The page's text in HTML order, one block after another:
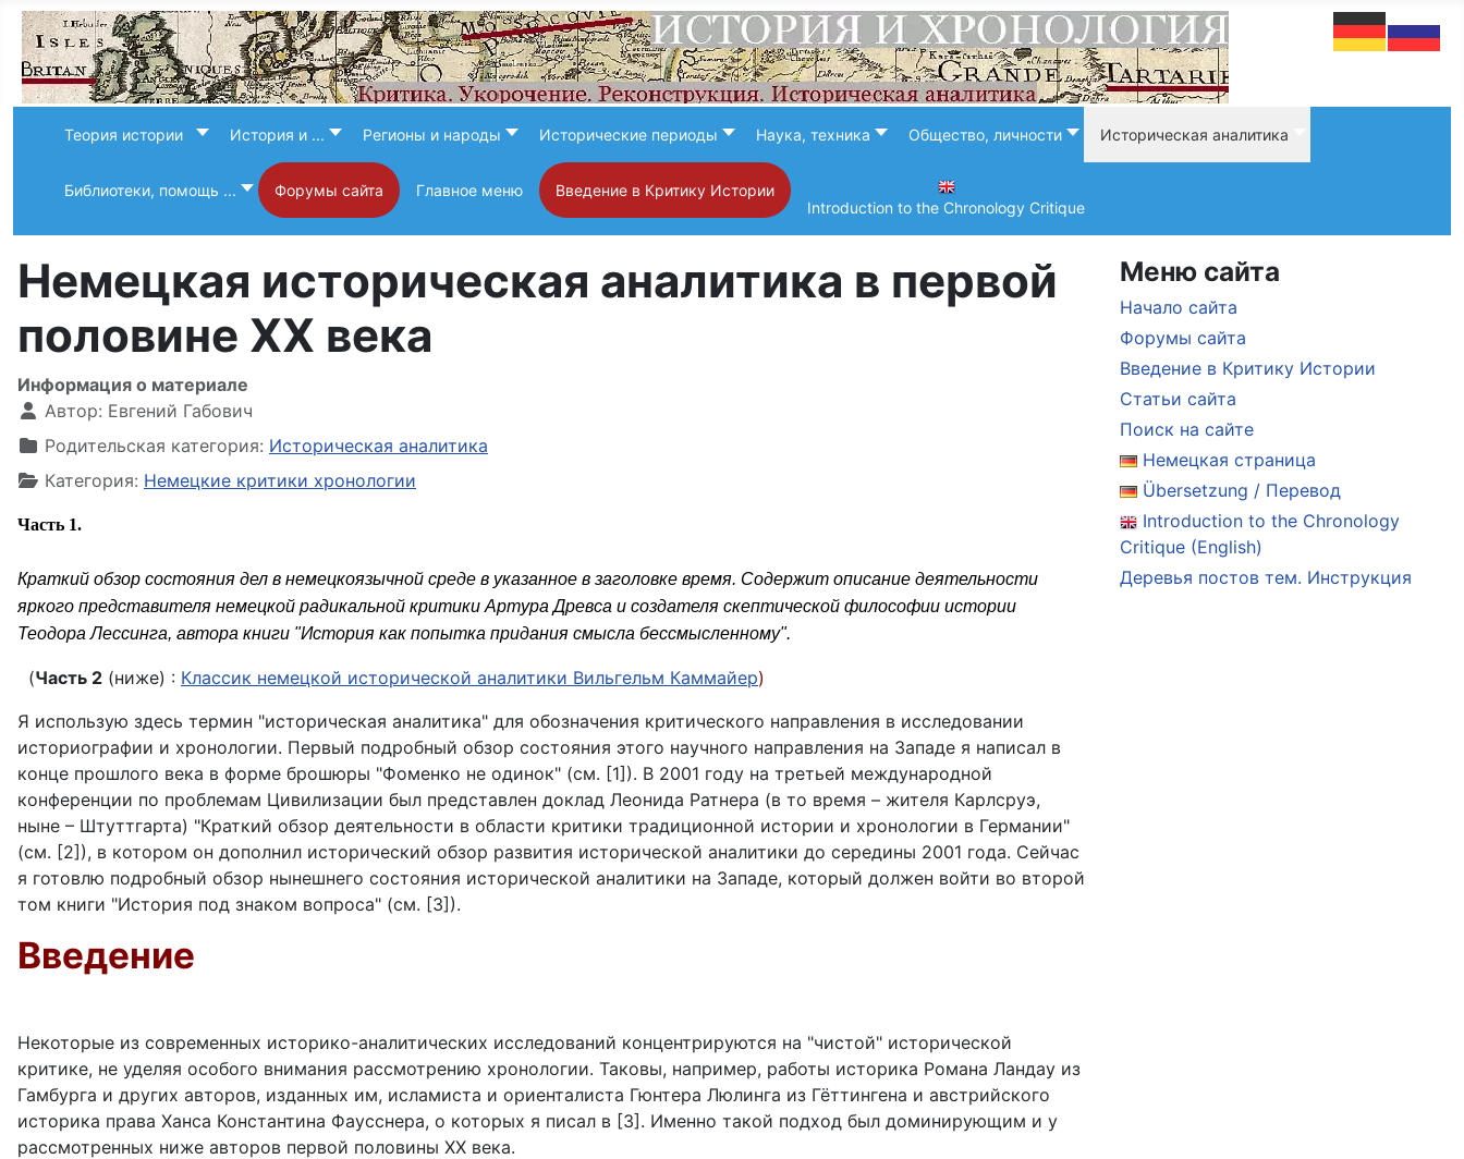
Теория истории История и ... Регионы и народы Исторические периоды Наука, техника Общество, личности Историческая аналитика
Библиотеки, помощь ... Форумы сайта Главное меню
Введение в Критику Истории
Introduction to the Chronology Critique
Немецкая историческая аналитика в первой
половине ХХ века
Информация о материале
Автор: Евгений Габович
Родительская категория: Историческая аналитика
Категория: Немецкие критики хронологии
Часть 1.
Краткий обзор состояния дел в немецкоязычной среде в указанное в заголовке время. Содержит описание деятельности
яркого представителя немецкой радикальной критики Артура Древса и создателя скептической философии истории
Теодора Лессинга, автора книги "История как попытка придания смысла бессмысленному".
(Часть 2 (ниже) : Классик немецкой исторической аналитики Вильгельм Каммайер)
Я использую здесь термин "историческая аналитика" для обозначения критического направления в исследовании
историографии и хронологии. Первый подробный обзор состояния этого научного направления на Западе я написал в
конце прошлого века в форме брошюры "Фоменко не одинок" (см. [1]). В 2001 году на третьей международной
конференции по проблемам Цивилизации был представлен доклад Леонида Ратнера (в то время – жителя Карлсруэ,
ныне – Штуттгарта) "Краткий обзор деятельности в области критики традиционной истории и хронологии в Германии"
(см. [2]), в котором он дополнил исторический обзор развития исторической аналитики до середины 2001 года. Сейчас
я готовлю подробный обзор нынешнего состояния исторической аналитики на Западе, который должен войти во второй
том книги "История под знаком вопроса" (см. [3]).
Введение
Некоторые из современных историко-аналитических исследований концентрируются на "чистой" исторической
критике, не уделяя особого внимания рассмотрению хронологии. Таковы, например, работы историка Романа Ландау из
Гамбурга и других авторов, изданных им, исламиста и ориенталиста Гюнтера Люлинга из Гёттингена и австрийского
историка права Ханса Константина Фаусснера, о которых я писал в [3]. Именно такой подход был доминирующим и у
рассмотренных ниже авторов первой половины ХХ века.
Меню сайта
Начало сайта
Форумы сайта
Введение в Критику Истории
Статьи сайта
Поиск на сайте
Немецкая страница
Übersetzung / Перевод
Introduction to the Chronology
Critique (English)
Деревья постов тем. Инструкция